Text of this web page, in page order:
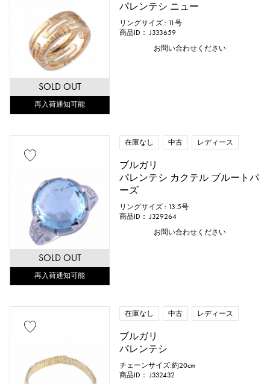
SOLD OUT
再入荷通知可能
パレンテシ ニュー
リングサイズ : 11号
商品ID： J333659
お問い合わせください
SOLD OUT
再入荷通知可能
在庫なし 中古 レディース
ブルガリ
パレンテシ カクテル ブルートパ
ーズ
リングサイズ : 13.5号
商品ID： J329264
お問い合わせください
在庫なし 中古 レディース
ブルガリ
パレンテシ
チェーンサイズ:約20cm
商品ID： J332432